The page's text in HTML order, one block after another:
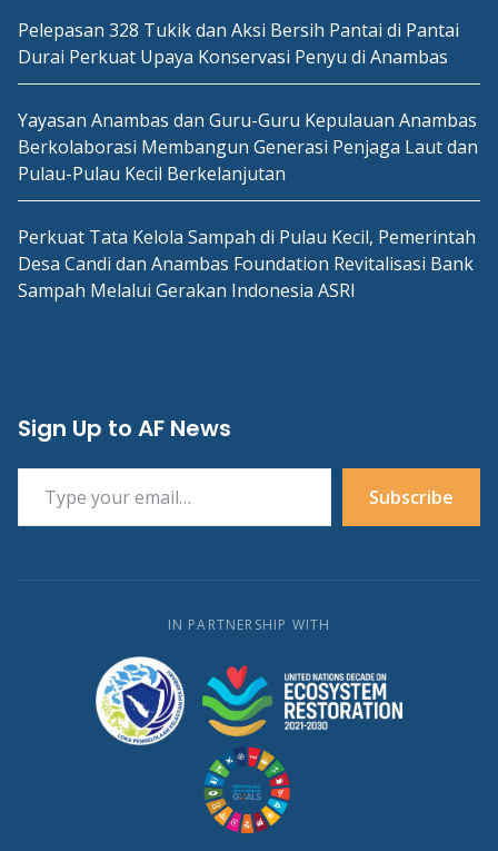
Pelepasan 328 Tukik dan Aksi Bersih Pantai di Pantai
Durai Perkuat Upaya Konservasi Penyu di Anambas
Yayasan Anambas dan Guru-Guru Kepulauan Anambas
Berkolaborasi Membangun Generasi Penjaga Laut dan
Pulau-Pulau Kecil Berkelanjutan
Perkuat Tata Kelola Sampah di Pulau Kecil, Pemerintah
Desa Candi dan Anambas Foundation Revitalisasi Bank
Sampah Melalui Gerakan Indonesia ASRI
Sign Up to AF News
Type your email…
Subscribe
IN PARTNERSHIP WITH